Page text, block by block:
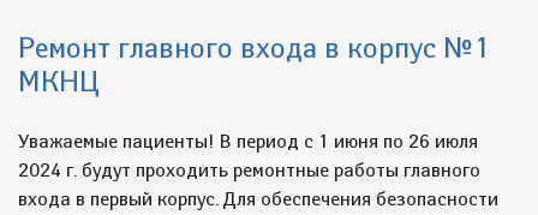
Ремонт главного входа в корпус №1
МКНЦ
Уважаемые пациенты! В период с 1 июня по 26 июля
2024 г. будут проходить ремонтные работы главного
входа в первый корпус. Для обеспечения безопасности